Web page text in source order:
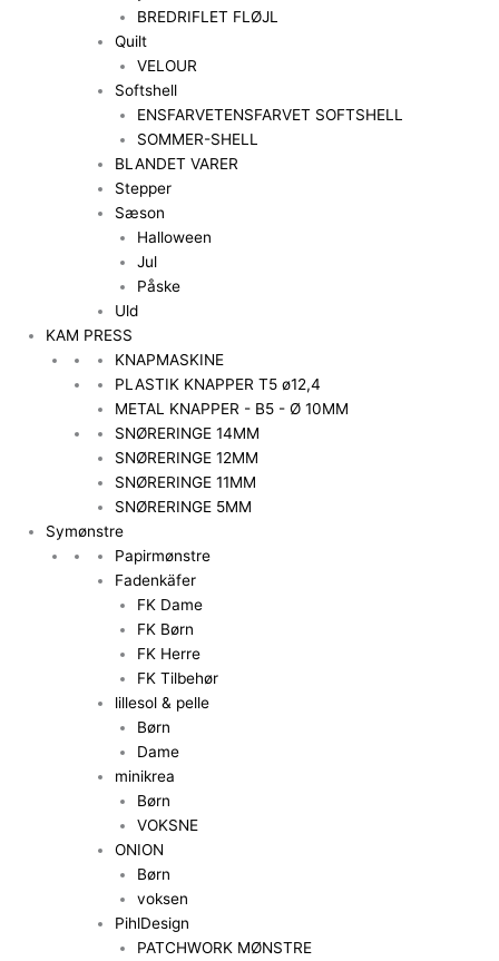
BREDRIFLET FLØJL
Quilt
VELOUR
Softshell
ENSFARVETENSFARVET SOFTSHELL
SOMMER-SHELL
BLANDET VARER
Stepper
Sæson
Halloween
Jul
Påske
Uld
KAM PRESS
KNAPMASKINE
PLASTIK KNAPPER T5 ø12,4
METAL KNAPPER - B5 - Ø 10MM
SNØRERINGE 14MM
SNØRERINGE 12MM
SNØRERINGE 11MM
SNØRERINGE 5MM
Symønstre
Papirmønstre
Fadenkäfer
FK Dame
FK Børn
FK Herre
FK Tilbehør
lillesol & pelle
Børn
Dame
minikrea
Børn
VOKSNE
ONION
Børn
voksen
PihlDesign
PATCHWORK MØNSTRE